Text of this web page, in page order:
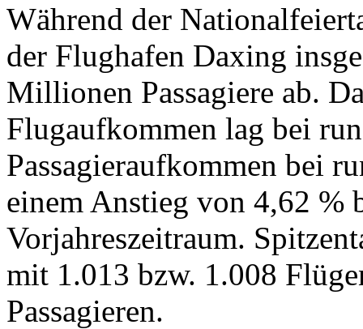
Während der
der Flughafen Daxing
Millionen Passagiere ab.
Flugaufkommen lag bei
Passagieraufkommen bei
einem Anstieg von 4,62 %
Vorjahreszeitraum.
mit 1.013 bzw. 1.008
Passagieren.